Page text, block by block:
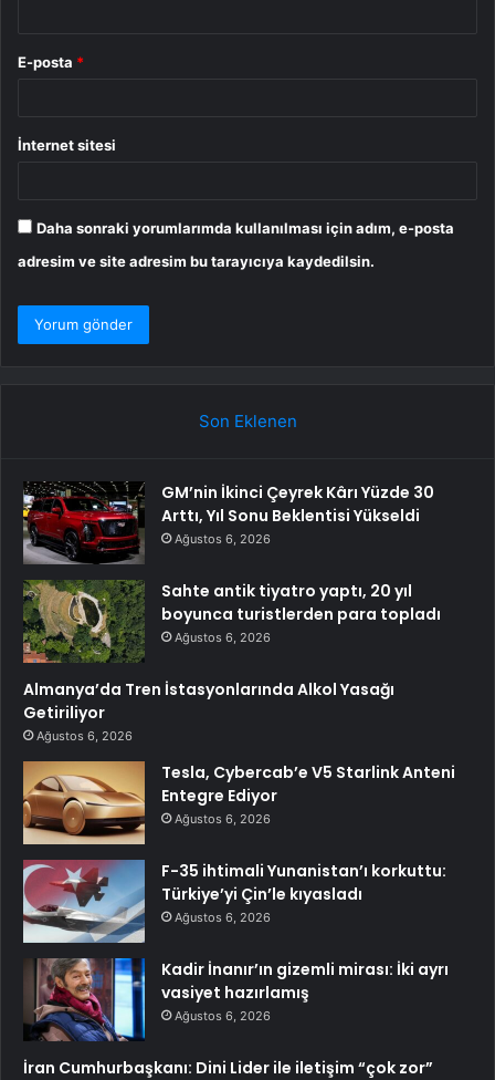
E-posta *
İnternet sitesi
Daha sonraki yorumlarımda kullanılması için adım, e-posta
adresim ve site adresim bu tarayıcıya kaydedilsin.
Son Eklenen
GM’nin İkinci Çeyrek Kârı Yüzde 30
Arttı, Yıl Sonu Beklentisi Yükseldi
Ağustos 6, 2026
Sahte antik tiyatro yaptı, 20 yıl
boyunca turistlerden para topladı
Ağustos 6, 2026
Almanya’da Tren İstasyonlarında Alkol Yasağı
Getiriliyor
Ağustos 6, 2026
Tesla, Cybercab’e V5 Starlink Anteni
Entegre Ediyor
Ağustos 6, 2026
F-35 ihtimali Yunanistan’ı korkuttu:
Türkiye’yi Çin’le kıyasladı
Ağustos 6, 2026
Kadir İnanır’ın gizemli mirası: İki ayrı
vasiyet hazırlamış
Ağustos 6, 2026
İran Cumhurbaşkanı: Dini Lider ile iletişim “çok zor”